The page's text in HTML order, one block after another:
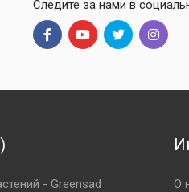
Следите за нами в
)
- Greensad
О